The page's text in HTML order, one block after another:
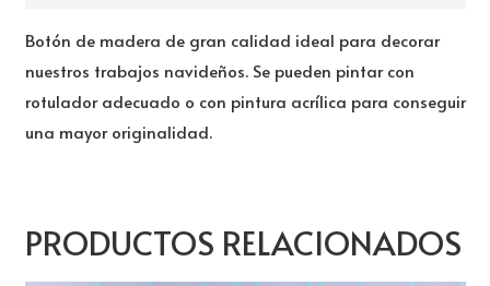
Botón de madera de gran calidad ideal para decorar
nuestros trabajos navideños. Se pueden pintar con
rotulador adecuado o con pintura acrílica para conseguir
una mayor originalidad.
PRODUCTOS RELACIONADOS